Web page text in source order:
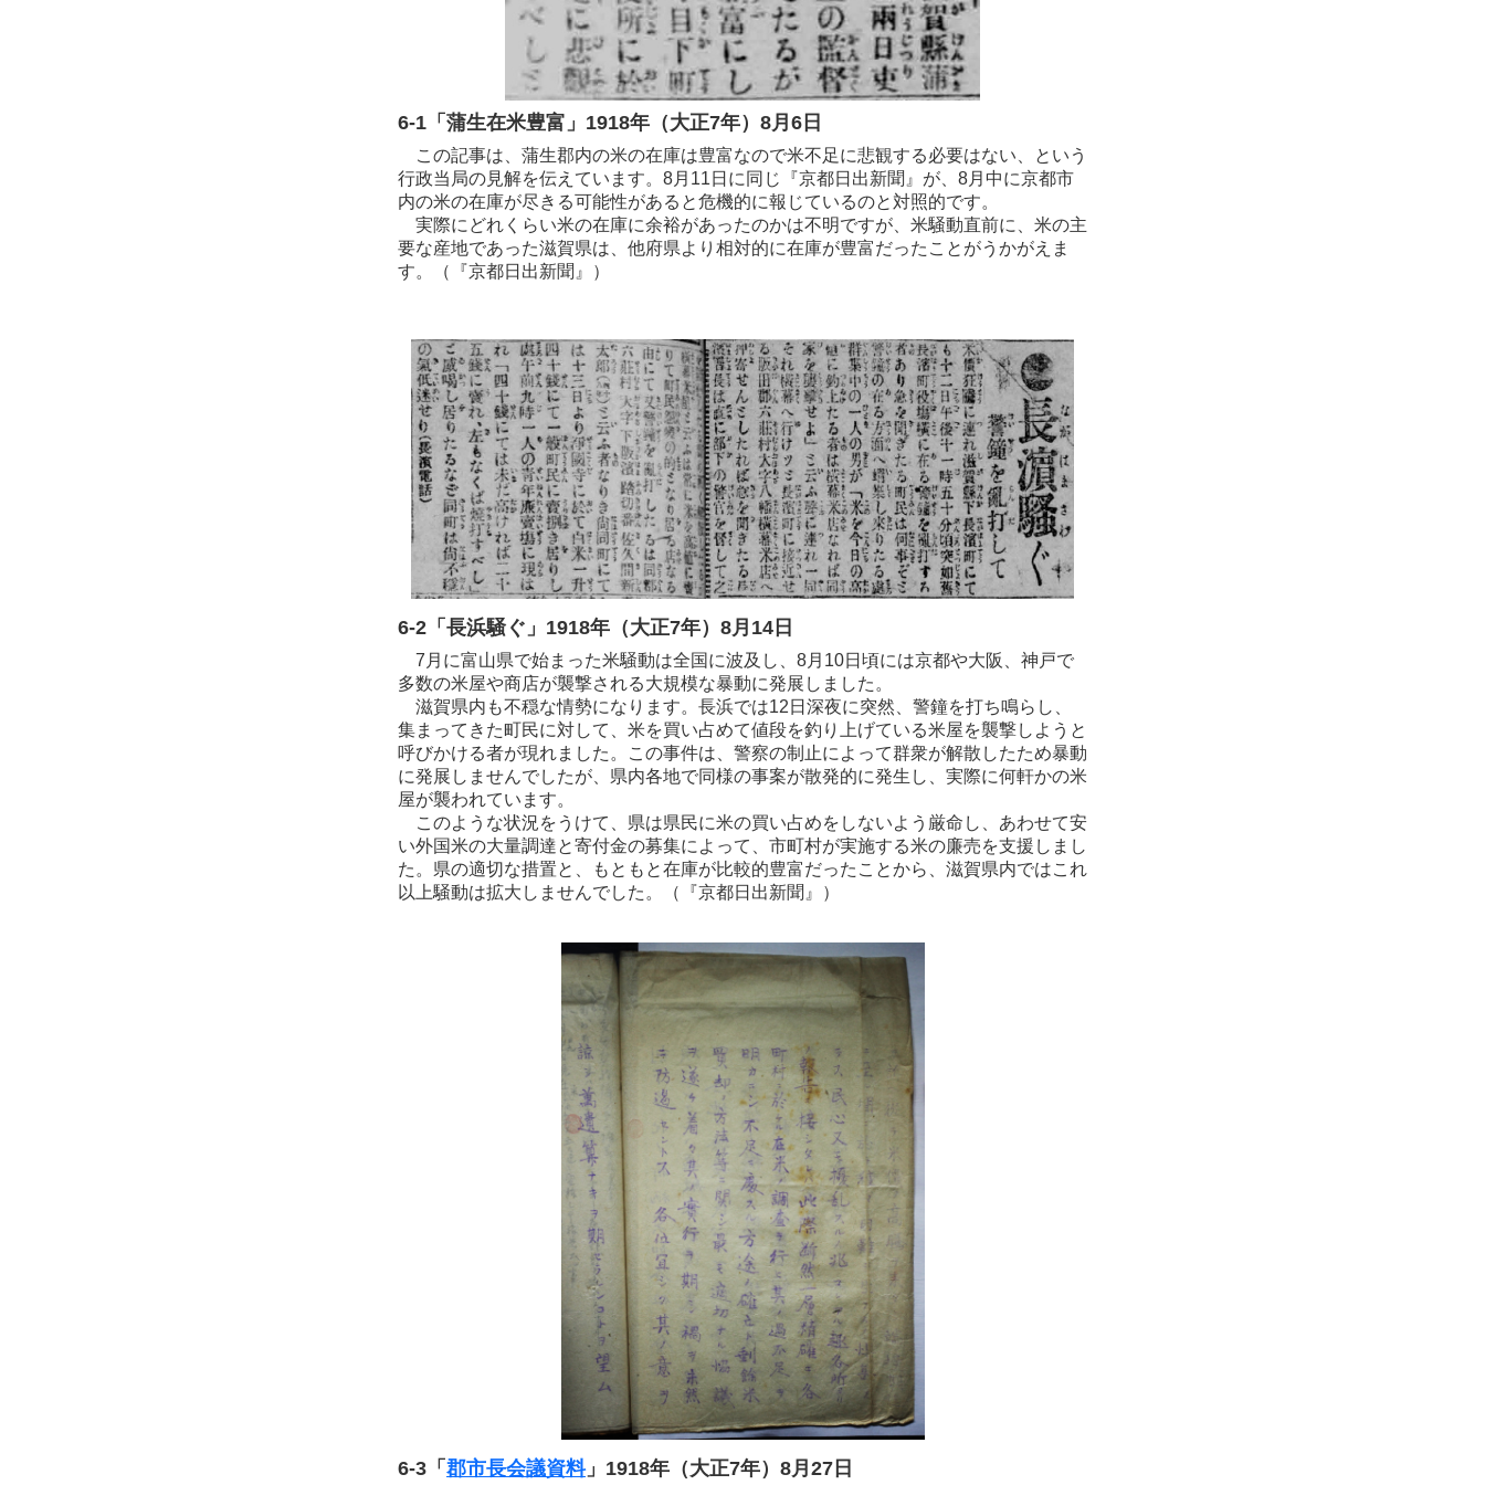
6-1「蒲生在米豊富」1918年（大正7年）8月6日
この記事は、蒲生郡内の米の在庫は豊富なので米不足に悲観する必要はない、という
行政当局の見解を伝えています。8月11日に同じ『京都日出新聞』が、8月中に京都市
内の米の在庫が尽きる可能性があると危機的に報じているのと対照的です。
実際にどれくらい米の在庫に余裕があったのかは不明ですが、米騒動直前に、米の主
要な産地であった滋賀県は、他府県より相対的に在庫が豊富だったことがうかがえま
す。（『京都日出新聞』）
6-2「長浜騒ぐ」1918年（大正7年）8月14日
7月に富山県で始まった米騒動は全国に波及し、8月10日頃には京都や大阪、神戸で
多数の米屋や商店が襲撃される大規模な暴動に発展しました。
滋賀県内も不穏な情勢になります。長浜では12日深夜に突然、警鐘を打ち鳴らし、
集まってきた町民に対して、米を買い占めて値段を釣り上げている米屋を襲撃しようと
呼びかける者が現れました。この事件は、警察の制止によって群衆が解散したため暴動
に発展しませんでしたが、県内各地で同様の事案が散発的に発生し、実際に何軒かの米
屋が襲われています。
このような状況をうけて、県は県民に米の買い占めをしないよう厳命し、あわせて安
い外国米の大量調達と寄付金の募集によって、市町村が実施する米の廉売を支援しまし
た。県の適切な措置と、もともと在庫が比較的豊富だったことから、滋賀県内ではこれ
以上騒動は拡大しませんでした。（『京都日出新聞』）
6-3「 郡市長会議資料」1918年（大正7年）8月27日